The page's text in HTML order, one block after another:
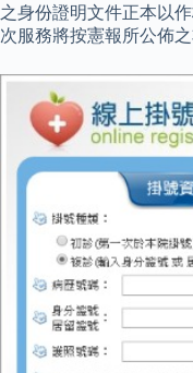
之身份證明文件正本以
次服務將按憲報所公佈